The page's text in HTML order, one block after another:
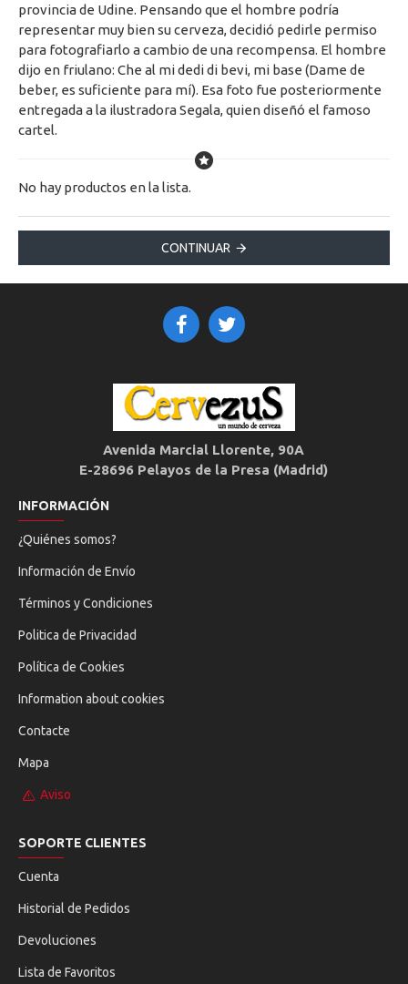
provincia de Udine. Pensando que el hombre podría
representar muy bien su cerveza, decidió pedirle permiso
para fotografiarlo a cambio de una recompensa. El hombre
dijo en friulano: Che al mi dedi di bevi, mi base (Dame de
beber, es suficiente para mí). Esa foto fue posteriormente
entregada a la ilustradora Segala, quien diseñó el famoso
cartel.
No hay productos en la lista.
CONTINUAR
Avenida Marcial Llorente, 90A
E-28696 Pelayos de la Presa (Madrid)
INFORMACIÓN
¿Quiénes somos?
Información de Envío
Términos y Condiciones
Politica de Privacidad
Política de Cookies
Information about cookies
Contacte
Mapa
Aviso
SOPORTE CLIENTES
Cuenta
Historial de Pedidos
Devoluciones
Lista de Favoritos